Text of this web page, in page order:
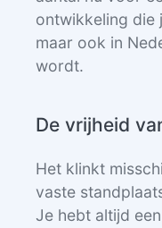
ontwikkeling die
maar ook in
wordt.
De vrijheid
Het klinkt
vaste
Je hebt altijd